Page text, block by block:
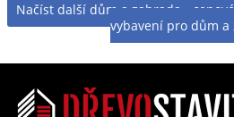
Načíst další dům a zahrada -
vybavení pro dům a